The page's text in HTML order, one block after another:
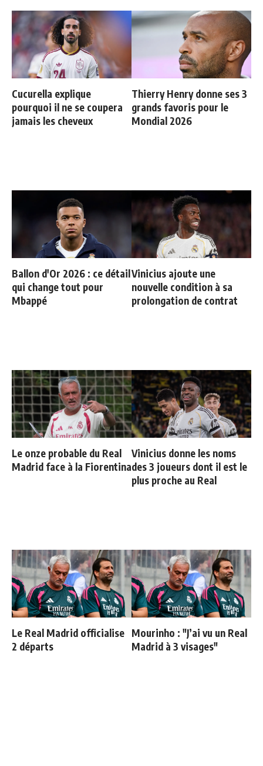
Cucurella explique
pourquoi il ne se coupera
jamais les cheveux
Thierry Henry donne ses 3
grands favoris pour le
Mondial 2026
Ballon d'Or 2026 : ce détail
qui change tout pour
Mbappé
Vinicius ajoute une
nouvelle condition à sa
prolongation de contrat
Le onze probable du Real
Madrid face à la Fiorentina
Vinicius donne les noms
des 3 joueurs dont il est le
plus proche au Real
Le Real Madrid officialise
2 départs
Mourinho : "J’ai vu un Real
Madrid à 3 visages"